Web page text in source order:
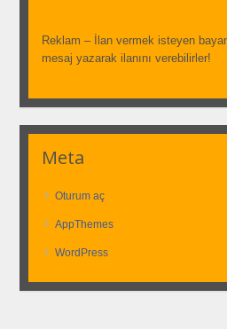
Reklam – İlan vermek isteyen
mesaj yazarak ilanını verebilirler!
Meta
Oturum aç
AppThemes
WordPress